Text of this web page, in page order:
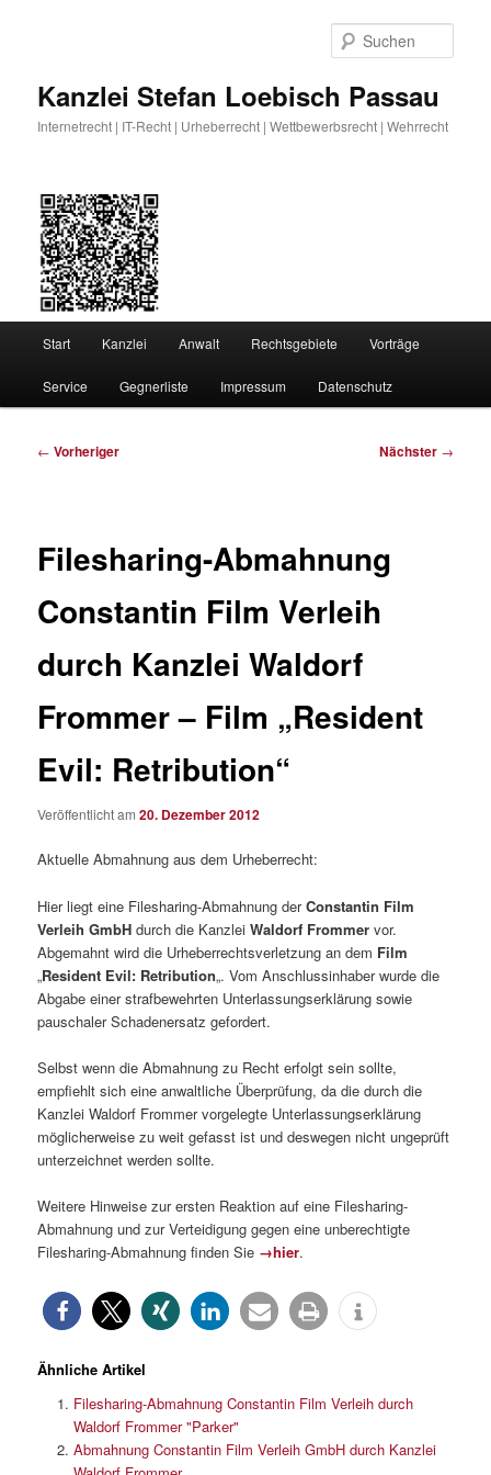
Kanzlei Stefan Loebisch Passau
Internetrecht | IT-Recht | Urheberrecht | Wettbewerbsrecht | Wehrrecht
Start Kanzlei Anwalt Rechtsgebiete Vorträge
Service Gegnerliste Impressum Datenschutz
Beitragsnavigation
← Vorheriger Nächster →
Filesharing-Abmahnung
Constantin Film Verleih
durch Kanzlei Waldorf
Frommer – Film „Resident
Evil: Retribution“
Veröffentlicht am20. Dezember 2012
Aktuelle Abmahnung aus dem Urheberrecht:
Hier liegt eine Filesharing-Abmahnung derConstantin Film
Verleih GmbHdurch die KanzleiWaldorf Frommer vor.
Abgemahnt wird die Urheberrechtsverletzung an dem Film
„Resident Evil: Retribution„. Vom Anschlussinhaber wurde die
Abgabe einer strafbewehrten Unterlassungserklärung sowie
pauschaler Schadenersatz gefordert.
Selbst wenn die Abmahnung zu Recht erfolgt sein sollte,
empfiehlt sich eine anwaltliche Überprüfung, da die durch die
Kanzlei Waldorf Frommer vorgelegte Unterlassungserklärung
möglicherweise zu weit gefasst ist und deswegen nicht ungeprüft
unterzeichnet werden sollte.
Weitere Hinweise zur ersten Reaktion auf eine Filesharing-
Abmahnung und zur Verteidigung gegen eine unberechtigte
Filesharing-Abmahnung finden Sie →hier.
Ähnliche Artikel
Filesharing-Abmahnung Constantin Film Verleih durch
Waldorf Frommer "Parker"
Abmahnung Constantin Film Verleih GmbH durch Kanzlei